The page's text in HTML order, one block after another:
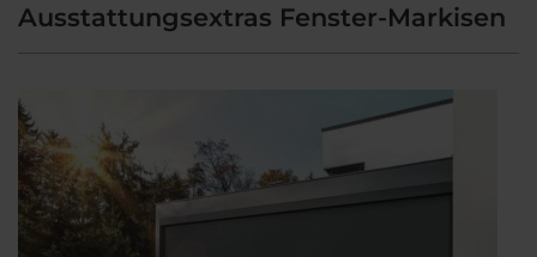
Ausstattungsextras Fenster-Markisen